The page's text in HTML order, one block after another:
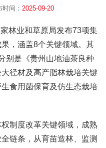
时间： 2025-09-20
业和草原局发布73项集
，涵盖8个关键领域。其
别是《贵州山地油茶良种
径材及高产脂林栽培关键
食用菌保育及仿生态栽培
制度改革关键领域，成熟
链条，从育苗造林、监测